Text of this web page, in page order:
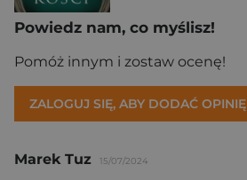
Powiedz nam, co myślisz!
Pomóż innym i zostaw ocenę!
ZALOGUJ SIĘ, ABY DODAĆ OPINIĘ
Marek Tuz 15/07/2024